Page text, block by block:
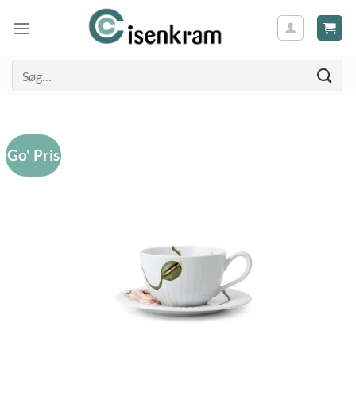
efter:
Go' Pris